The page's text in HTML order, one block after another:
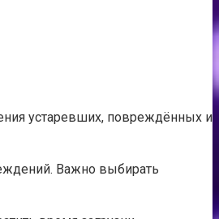
устаревших, повреждённых и
Важно выбирать